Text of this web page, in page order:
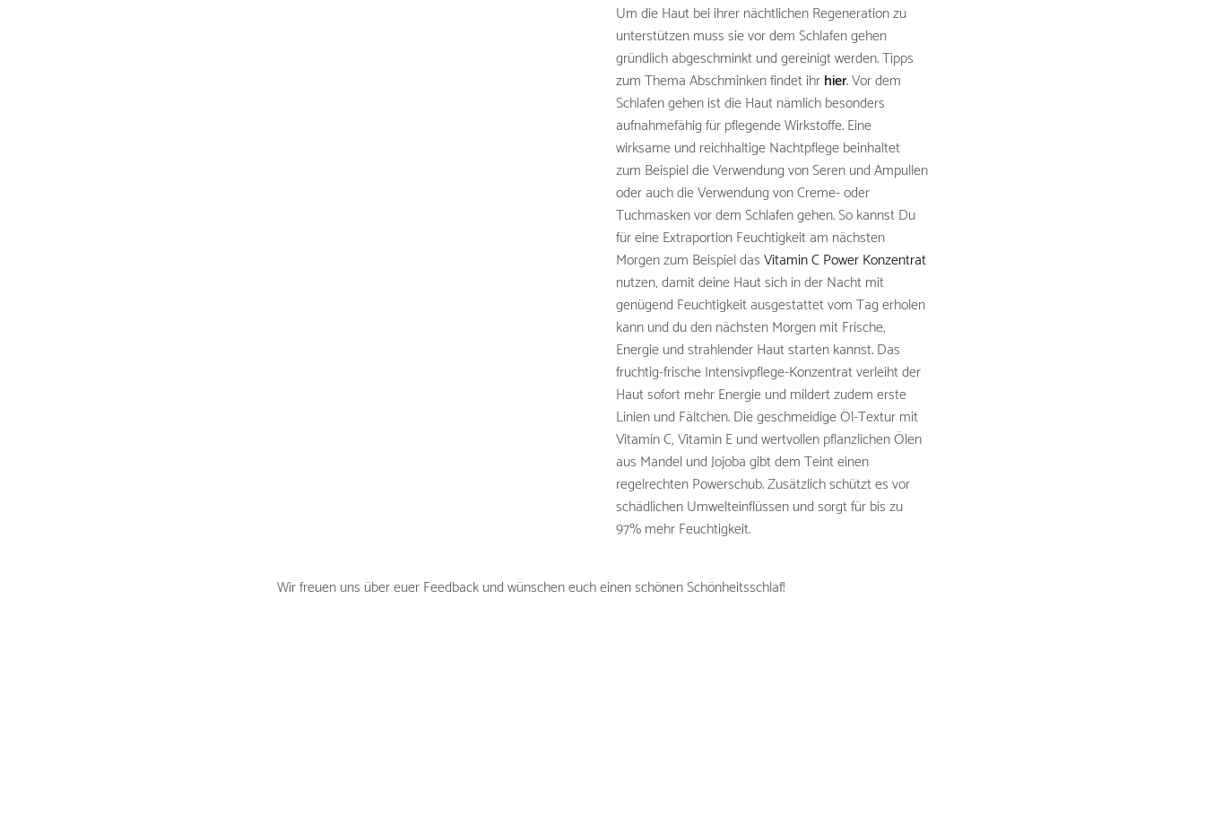
Um die Haut bei ihrer nächtlichen Regeneration zu
unterstützen muss sie vor dem Schlafen gehen
gründlich abgeschminkt und gereinigt werden. Tipps
zum Thema Abschminken findet ihrhier. Vor dem
Schlafen gehen ist die Haut nämlich besonders
aufnahmefähig für pflegende Wirkstoffe. Eine
wirksame und reichhaltige Nachtpflege beinhaltet
zum Beispiel die Verwendung von Seren und Ampullen
oder auch die Verwendung von Creme- oder
Tuchmasken vor dem Schlafen gehen. So kannst Du
für eine Extraportion Feuchtigkeit am nächsten
Morgen zum Beispiel dasVitamin C Power Konzentrat
nutzen, damit deine Haut sich in der Nacht mit
genügend Feuchtigkeit ausgestattet vom Tag erholen
kann und du den nächsten Morgen mit Frische,
Energie und strahlender Haut starten kannst. Das
fruchtig-frische Intensivpflege-Konzentrat verleiht der
Haut sofort mehr Energie und mildert zudem erste
Linien und Fältchen. Die geschmeidige Öl-Textur mit
Vitamin C, Vitamin E und wertvollen pflanzlichen Ölen
aus Mandel und Jojoba gibt dem Teint einen
regelrechten Powerschub. Zusätzlich schützt es vor
schädlichen Umwelteinflüssen und sorgt für bis zu
97% mehr Feuchtigkeit.
Wir freuen uns über euer Feedback und wünschen euch einen schönen Schönheitsschlaf!